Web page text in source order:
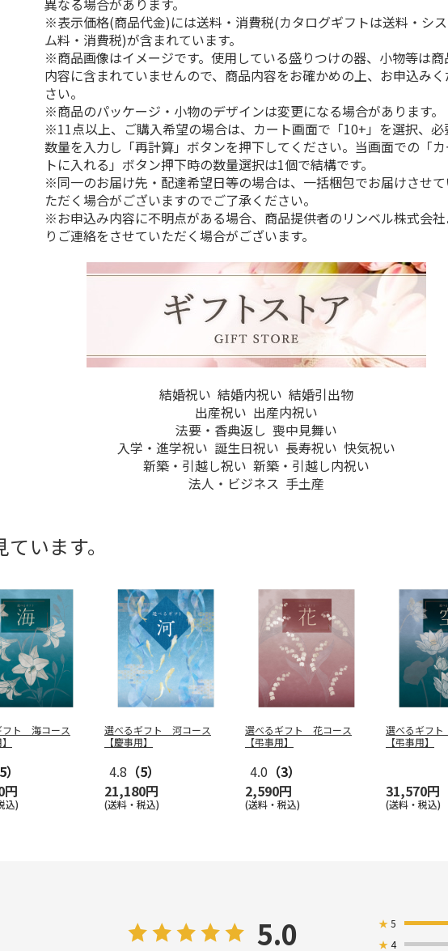
異なる場合があります。
※表示価格(商品代金)には送料・消費税(カタログギフトは送料・シ
ム料・消費税)が含まれています。
※商品画像はイメージです。使用している盛りつけの器、小物等は商
内容に含まれていませんので、商品内容をお確かめの上、お申込みく
さい。
※商品のパッケージ・小物のデザインは変更になる場合があります。
※11点以上、ご購入希望の場合は、カート画面で「10+」を選択、必
数量を入力し「再計算」ボタンを押下してください。当画面での「カ
トに入れる」ボタン押下時の数量選択は1個で結構です。
※同一のお届け先・配達希望日等の場合は、一括梱包でお届けさせ
ただく場合がございますのでご了承ください。
※お申込み内容に不明点がある場合、商品提供者のリンベル株式会社
りご連絡をさせていただく場合がございます。
結婚祝い 結婚内祝い 結婚引出物
出産祝い 出産内祝い
法要・香典返し 喪中見舞い
入学・進学祝い 誕生日祝い 長寿祝い 快気祝い
新築・引越し祝い 新築・引越し内祝い
法人・ビジネス 手土産
います。
フト 海コース
）
円
込)
選べるギフト 河コース
【慶事用】
4.8 （5）
21,180円
(送料・税込)
選べるギフト 花コース
【弔事用】
4.0 （3）
2,590円
(送料・税込)
選べるギフ
【弔事用】
31,570円
(送料・税込)
5.0 ★5
★4